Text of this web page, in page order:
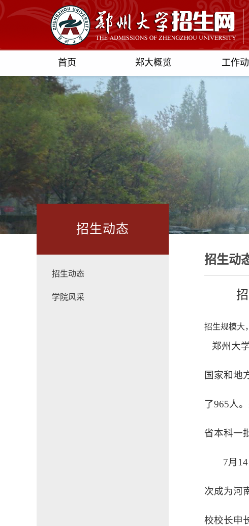
首页 郑大概览 工作
招生动态
招生动态
学院风采
招生动
招生规模大
郑州大
国家和地
了965人
省本科一
7月14
次成为河
校校长申